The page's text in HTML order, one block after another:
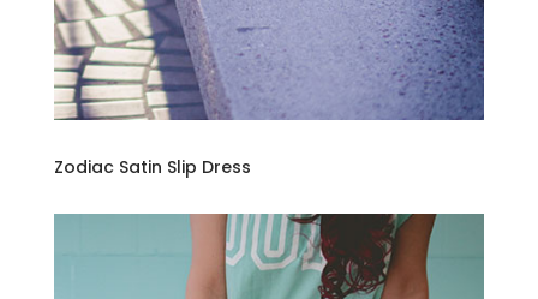
Zodiac Satin Slip Dress